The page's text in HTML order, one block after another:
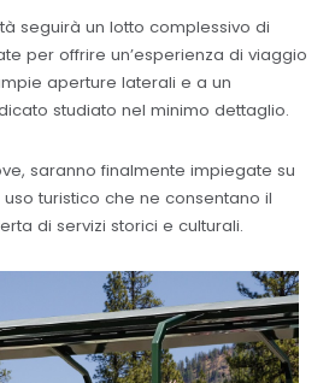
seguirà un lotto complessivo di
per offrire un’esperienza di viaggio
aperture laterali e a un
studiato nel minimo dettaglio.
saranno finalmente impiegate su
turistico che ne consentano il
di servizi storici e culturali.